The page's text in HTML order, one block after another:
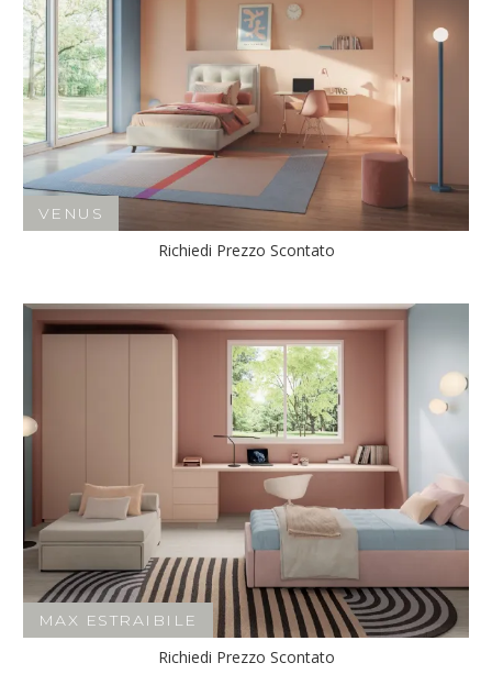
VENUS
Richiedi Prezzo Scontato
MAX ESTRAIBILE
Richiedi Prezzo Scontato